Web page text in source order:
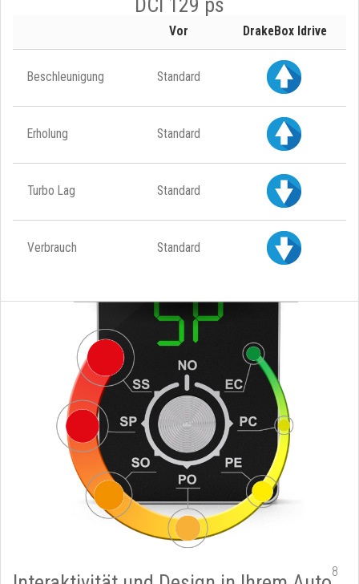
Vor DrakeBox Idrive
Beschleunigung Standard
Erholung Standard
Turbo Lag Standard
Verbrauch Standard
8